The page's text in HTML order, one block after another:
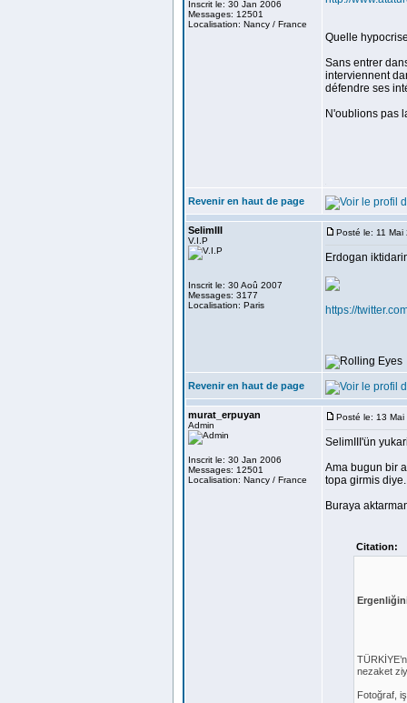
Inscrit le: 30 Jan 2006
Messages: 12501
Localisation: Nancy / France
Quelle
Sans entrer
interviennent
défendre ses
N'oublions pas
Revenir en haut de page
SelimIII
V.I.P
Inscrit le: 30 Aoû 2007
Messages: 3177
Localisation: Paris
Posté le: 11
Erdogan
https://
Revenir en haut de page
murat_erpuyan
Admin
Inscrit le: 30 Jan 2006
Messages: 12501
Localisation: Nancy / France
Posté le: 13
SelimIII'ün
Ama bugun bir
topa girmis diye.
Buraya
Citation:
nezaket
Fotoğraf,